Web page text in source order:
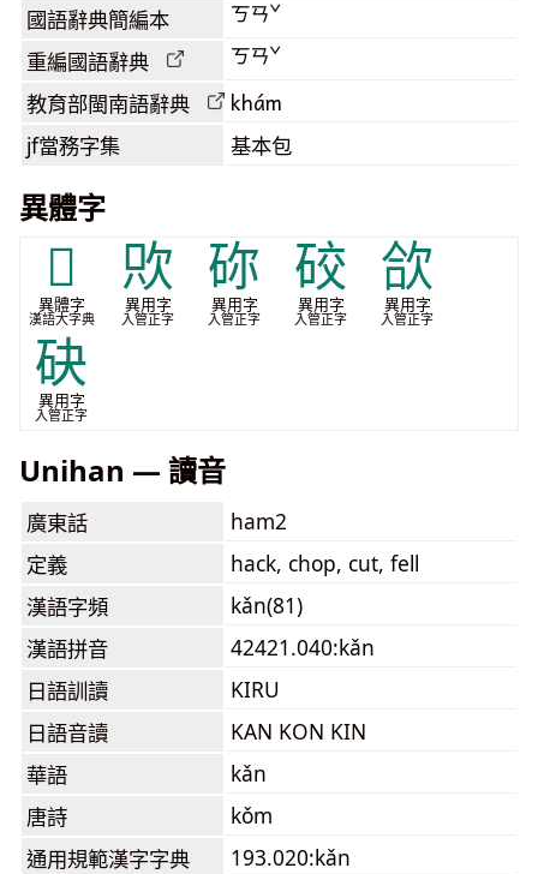
國語辭典簡編本 ㄎㄢˇ
重編國語辭典 ㄎㄢˇ
教育部閩南語辭典 khám
jf當務字集 基本包
異體字
𣢈
異體字
漢語大字典
㰨
異用字
入管正字
䂧
異用字
入管正字
䂭
異用字
入管正字
欱
異用字
入管正字
砄
異用字
入管正字
Unihan — 讀音
廣東話
ham2
定義
hack, chop, cut, fell
漢語字頻
kǎn(81)
漢語拼音
42421.040:kǎn
日語訓讀
KIRU
日語音讀
KAN KON KIN
華語
kǎn
唐詩
kǒm
通用規範漢字字典
193.020:kǎn